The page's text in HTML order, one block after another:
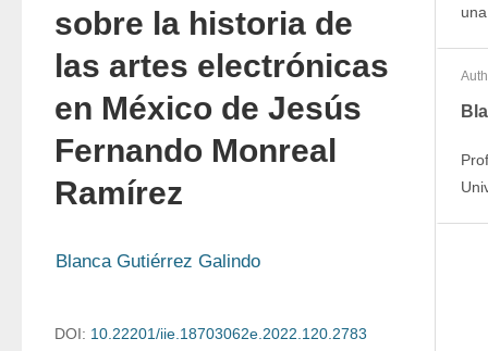
sobre la historia de
las artes electrónicas
en México de Jesús
Fernando Monreal
Ramírez
Blanca Gutiérrez Galindo
DOI: 10.22201/iie.18703062e.2022.120.2783